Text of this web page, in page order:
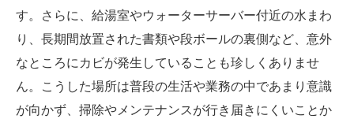
す。さらに、給湯室やウォーターサーバー付近の水まわ
り、長期間放置された書類や段ボールの裏側など、意外
なところにカビが発生していることも珍しくありませ
ん。こうした場所は普段の生活や業務の中であまり意識
が向かず、掃除やメンテナンスが行き届きにくいことか